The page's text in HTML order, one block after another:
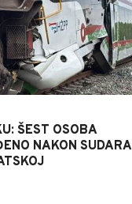
ŠEST OSOBA
NAKON SUDARA